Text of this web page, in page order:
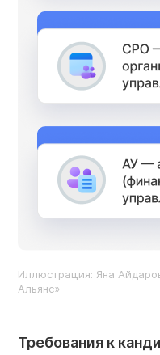
Иллюстрация: Яна
Альянс»
Требования к